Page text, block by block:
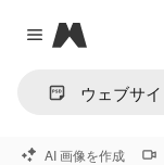
Close menu
Magnific
AI 画像を作成